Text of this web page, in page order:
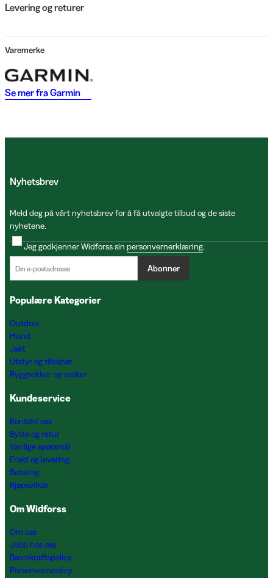
Levering og returer
Varemerke
Se mer fraGarmin
Nyhetsbrev
Meld deg på vårt nyhetsbrev for å få utvalgte tilbud og de siste
nyhetene.
Jeg godkjenner Widforss sin personvernerklæring.
Abonner
Populære Kategorier
Outdoor
Hund
Jakt
Utstyr og tilbehør
Ryggsekker og vesker
Kundeservice
Kontakt oss
Bytte og retur
Vanlige spørsmål
Frakt og levering
Betaling
Kjøpsvilkår
Om Widforss
Om oss
Jobb hos oss
Bærekraftspolicy
Personvernpolicy